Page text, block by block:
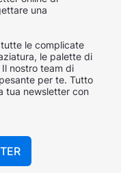
una
le complicate
le palette di
nostro team di
per te. Tutto
tua newsletter con